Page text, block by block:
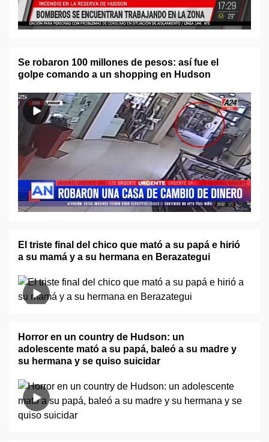
Se robaron 100 millones de pesos: así fue el
golpe comando a un shopping en Hudson
El triste final del chico que mató a su papá e hirió
a su mamá y a su hermana en Berazategui
Horror en un country de Hudson: un
adolescente mató a su papá, baleó a su madre y
su hermana y se quiso suicidar